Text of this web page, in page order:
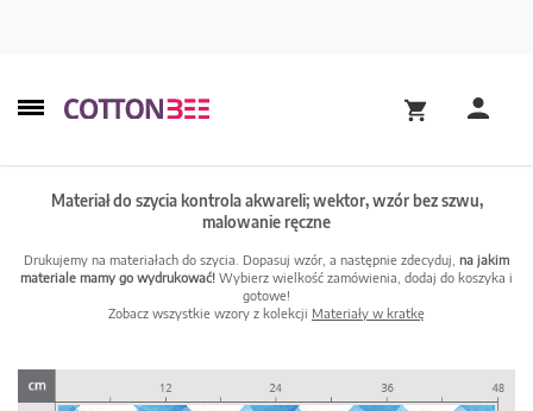
Materiał do szycia kontrola akwareli; wektor, wzór bez szwu,
malowanie ręczne
Drukujemy na materiałach do szycia. Dopasuj wzór, a następnie zdecyduj, na jakim
materiale mamy go wydrukować! Wybierz wielkość zamówienia, dodaj do koszyka i
gotowe!
Zobacz wszystkie wzory z kolekcji Materiały w kratkę